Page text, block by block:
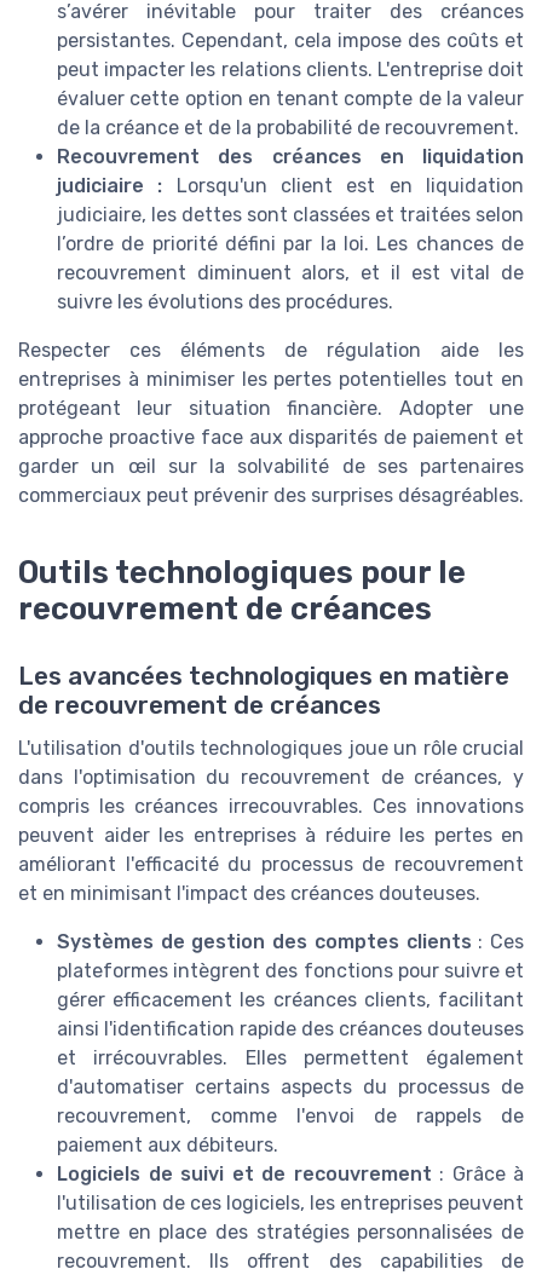
s’avérer inévitable pour traiter des créances
persistantes. Cependant, cela impose des coûts et
peut impacter les relations clients. L'entreprise doit
évaluer cette option en tenant compte de la valeur
de la créance et de la probabilité de recouvrement.
Recouvrement des créances en liquidation
judiciaire : Lorsqu'un client est en liquidation
judiciaire, les dettes sont classées et traitées selon
l’ordre de priorité défini par la loi. Les chances de
recouvrement diminuent alors, et il est vital de
suivre les évolutions des procédures.
Respecter ces éléments de régulation aide les
entreprises à minimiser les pertes potentielles tout en
protégeant leur situation financière. Adopter une
approche proactive face aux disparités de paiement et
garder un œil sur la solvabilité de ses partenaires
commerciaux peut prévenir des surprises désagréables.
Outils technologiques pour le
recouvrement de créances
Les avancées technologiques en matière
de recouvrement de créances
L'utilisation d'outils technologiques joue un rôle crucial
dans l'optimisation du recouvrement de créances, y
compris les créances irrecouvrables. Ces innovations
peuvent aider les entreprises à réduire les pertes en
améliorant l'efficacité du processus de recouvrement
et en minimisant l'impact des créances douteuses.
Systèmes de gestion des comptes clients : Ces
plateformes intègrent des fonctions pour suivre et
gérer efficacement les créances clients, facilitant
ainsi l'identification rapide des créances douteuses
et irrécouvrables. Elles permettent également
d'automatiser certains aspects du processus de
recouvrement, comme l'envoi de rappels de
paiement aux débiteurs.
Logiciels de suivi et de recouvrement : Grâce à
l'utilisation de ces logiciels, les entreprises peuvent
mettre en place des stratégies personnalisées de
recouvrement. Ils offrent des capabilities de